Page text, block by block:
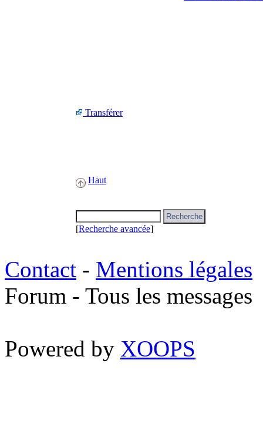
Transférer
Haut
[Recherche avancée]
Contact - Mentions légales
Forum - Tous les messages
Powered by XOOPS